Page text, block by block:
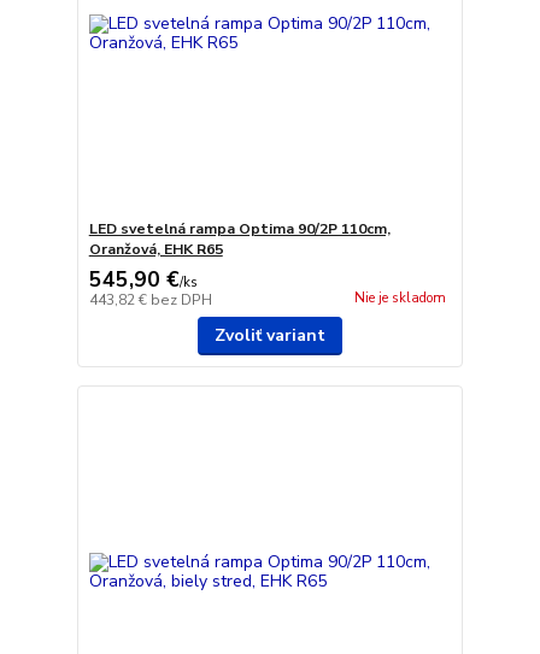
LED svetelná rampa Optima 90/2P 110cm,
Oranžová, EHK R65
545,90 €/ks
443,82 € bez DPH Nie je skladom
Zvoliť variant